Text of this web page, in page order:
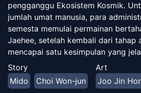
pengganggu Ekosistem Kosmik.
jumlah umat manusia, para
semesta memulai permainan
Jaehee, setelah kembali dari tahap
mencapai satu kesimpulan yang
hanya dia yang bisa membawa kita
kemenangan dalam permainan ini."
seorang jenius dengan pikiran yang
Story
Mido
Choi Won-jun
Art
Joo Jin